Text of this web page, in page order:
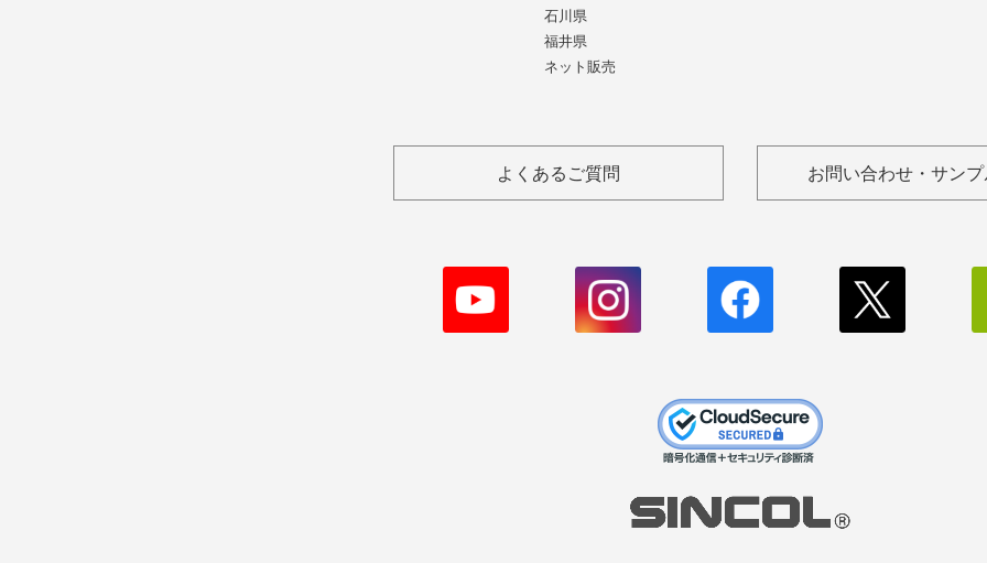
石川県
福井県
ネット販売
よくあるご質問 お問い合わせ・サン